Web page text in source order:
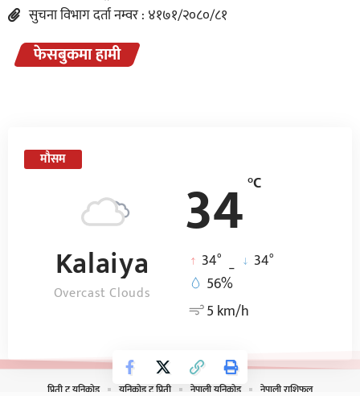
सुचना विभाग दर्ता नम्वर : ४१७१/२०८०/८१
फेसबुकमा हामी
मौसम
34 °C
Kalaiya
Overcast Clouds
34° 34°
56%
5 km/h
प्रिती टु युनिकोड युनिकोड टु प्रिती नेपाली युनिकोड नेपाली राशिफल